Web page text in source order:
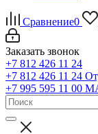
Сравнение0
Заказать звонок
+7 812 426 11 24
+7 812 426 11 24
+7 995 595 11 00